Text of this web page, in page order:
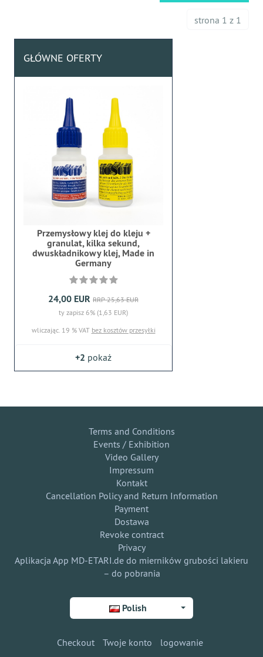
strona 1 z 1
GŁÓWNE OFERTY
Przemysłowy klej do kleju +
granulat, kilka sekund,
dwuskładnikowy klej, Made in
Germany
24,00 EUR RRP 25,63 EUR
ty zapisz 6% (1,63 EUR)
wliczając. 19 % VAT bez kosztów przesyłki
+2 pokaż
Terms and Conditions
Events / Exhibition
Video Gallery
Impressum
Kontakt
Cancellation Policy and Return Information
Payment
Dostawa
Revoke contract
Privacy
Aplikacja App MD-ETARI.de do mierników grubości lakieru
– do pobrania
Polish
Checkout Twoje konto logowanie